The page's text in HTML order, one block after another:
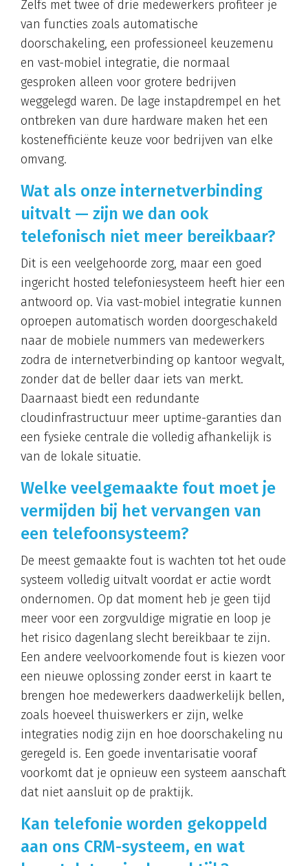
Zelfs met twee of drie medewerkers profiteer je
van functies zoals automatische
doorschakeling, een professioneel keuzemenu
en vast-mobiel integratie, die normaal
gesproken alleen voor grotere bedrijven
weggelegd waren. De lage instapdrempel en het
ontbreken van dure hardware maken het een
kostenefficiënte keuze voor bedrijven van elke
omvang.
Wat als onze internetverbinding
uitvalt — zijn we dan ook
telefonisch niet meer bereikbaar?
Dit is een veelgehoorde zorg, maar een goed
ingericht hosted telefoniesysteem heeft hier een
antwoord op. Via vast-mobiel integratie kunnen
oproepen automatisch worden doorgeschakeld
naar de mobiele nummers van medewerkers
zodra de internetverbinding op kantoor wegvalt,
zonder dat de beller daar iets van merkt.
Daarnaast biedt een redundante
cloudinfrastructuur meer uptime-garanties dan
een fysieke centrale die volledig afhankelijk is
van de lokale situatie.
Welke veelgemaakte fout moet je
vermijden bij het vervangen van
een telefoonsysteem?
De meest gemaakte fout is wachten tot het oude
systeem volledig uitvalt voordat er actie wordt
ondernomen. Op dat moment heb je geen tijd
meer voor een zorgvuldige migratie en loop je
het risico dagenlang slecht bereikbaar te zijn.
Een andere veelvoorkomende fout is kiezen voor
een nieuwe oplossing zonder eerst in kaart te
brengen hoe medewerkers daadwerkelijk bellen,
zoals hoeveel thuiswerkers er zijn, welke
integraties nodig zijn en hoe doorschakeling nu
geregeld is. Een goede inventarisatie vooraf
voorkomt dat je opnieuw een systeem aanschaft
dat niet aansluit op de praktijk.
Kan telefonie worden gekoppeld
aan ons CRM-systeem, en wat